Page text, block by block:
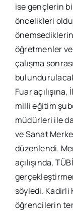
ise gençlerin
öncelikleri
öğretmenler ve
çalışma
Fuar
milli eğitim
müdürleri ile
ve Sanat
düzenlendi.
açılışında,
söyledi. Kadirli
öğrencilerin